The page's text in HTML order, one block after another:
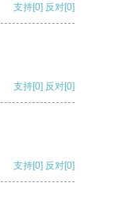
支持[0] 反对[0]
支持[0] 反对[0]
支持[0] 反对[0]